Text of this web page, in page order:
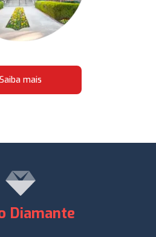
Saiba mais
Diamante